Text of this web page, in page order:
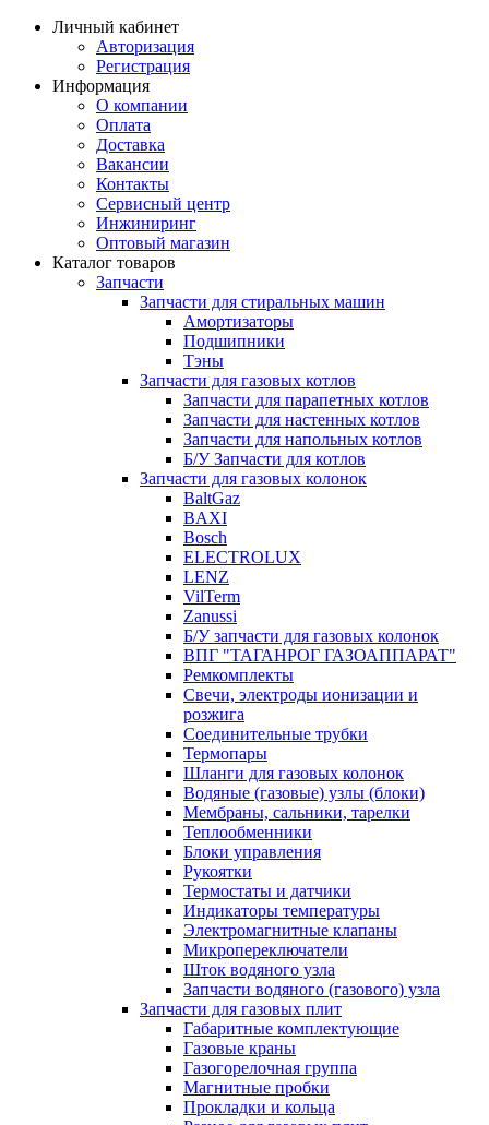
Личный кабинет
Авторизация
Регистрация
Информация
О компании
Оплата
Доставка
Вакансии
Контакты
Сервисный центр
Инжиниринг
Оптовый магазин
Каталог товаров
Запчасти
Запчасти для стиральных машин
Амортизаторы
Подшипники
Тэны
Запчасти для газовых котлов
Запчасти для парапетных котлов
Запчасти для настенных котлов
Запчасти для напольных котлов
Б/У Запчасти для котлов
Запчасти для газовых колонок
BaltGaz
BAXI
Bosch
ELECTROLUX
LENZ
VilTerm
Zanussi
Б/У запчасти для газовых колонок
ВПГ "ТАГАНРОГ ГАЗОАППАРАТ"
Ремкомплекты
Свечи, электроды ионизации и
розжига
Соединительные трубки
Термопары
Шланги для газовых колонок
Водяные (газовые) узлы (блоки)
Мембраны, сальники, тарелки
Теплообменники
Блоки управления
Рукоятки
Термостаты и датчики
Индикаторы температуры
Электромагнитные клапаны
Микропереключатели
Шток водяного узла
Запчасти водяного (газового) узла
Запчасти для газовых плит
Габаритные комплектующие
Газовые краны
Газогорелочная группа
Магнитные пробки
Прокладки и кольца